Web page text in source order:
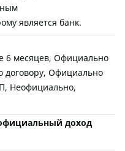
является банк.
6 месяцев, Официально
договору, Официально
Неофициально,
доход